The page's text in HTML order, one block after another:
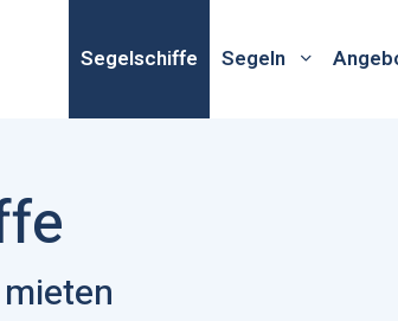
Segelschiffe Segeln